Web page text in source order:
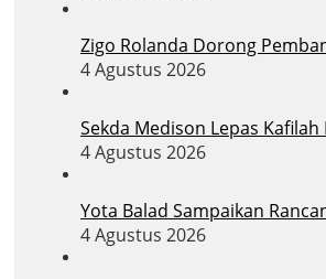
Zigo Rolanda Dorong
4 Agustus 2026
Sekda Medison Lepas
4 Agustus 2026
Yota Balad Sampaikan
4 Agustus 2026